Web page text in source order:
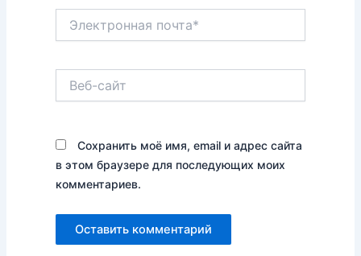
почта*
сайт
Сохранить моё имя, email и адрес сайта
в этом браузере для последующих моих
комментариев.